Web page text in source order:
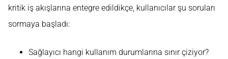
kritik iş akışlarına entegre edildikçe, kullanıcılar şu soruları
sormaya başladı:
Sağlayıcı hangi kullanım durumlarına sınır çiziyor?